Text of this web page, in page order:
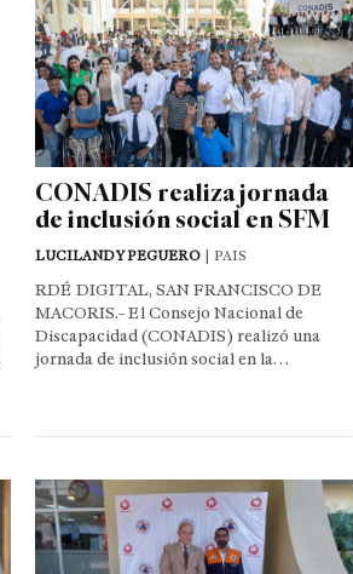
CONADIS realiza jornada
de inclusión social en SFM
LUCILANDY PEGUERO | PAIS
RDÉ DIGITAL, SAN FRANCISCO DE
MACORIS.- El Consejo Nacional de
Discapacidad (CONADIS) realizó una
jornada de inclusión social en la…